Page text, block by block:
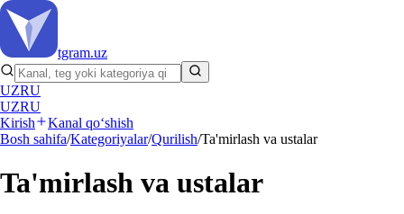
tgram.uz
UZRU
UZRU
Kirish
Kanal qo‘shish
Bosh sahifa/Kategoriyalar/Qurilish/Ta'mirlash va ustalar
Ta'mirlash va ustalar